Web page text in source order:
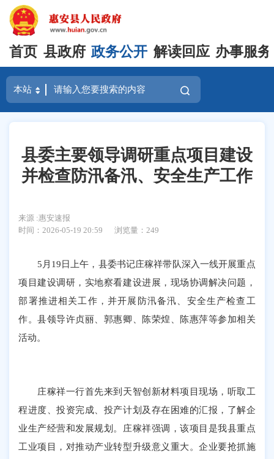
首页 县政府 政务公开 解读回应 办事服务
县委主要领导调研重点项目建设
并检查防汛备汛、安全生产工作
来源 :惠安速报
时间：2026-05-19 20:59
浏览量：249
5月19日上午，县委书记庄稼祥带队深入一线开展重点
项目建设调研，实地察看建设进展，现场协调解决问题，
部署推进相关工作，并开展防汛备汛、安全生产检查工
作。县领导许贞丽、郭惠卿、陈荣煌、陈惠萍等参加相关
活动。
庄稼祥一行首先来到天智创新材料项目现场，听取工
程进度、投资完成、投产计划及存在困难的汇报，了解企
业生产经营和发展规划。庄稼祥强调，该项目是我县重点
工业项目，对推动产业转型升级意义重大。企业要抢抓施